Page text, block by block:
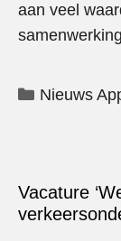
aan veel
Nieuws
Vacature